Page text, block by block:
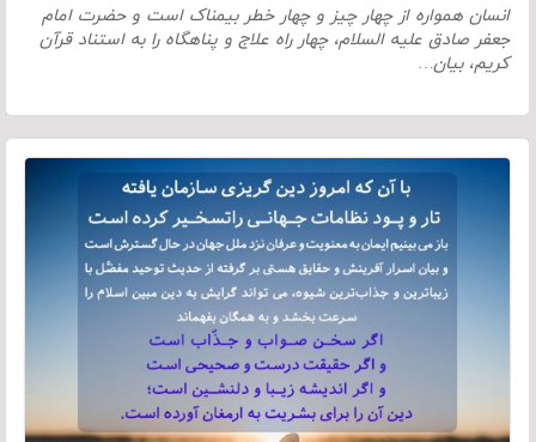
انسان همواره از چهار چیز و چهار خطر بیمناک است و حضرت امام
جعفر صادق علیه السلام، چهار راه علاج و پناهگاه را به استناد قرآن
کریم، بیان…